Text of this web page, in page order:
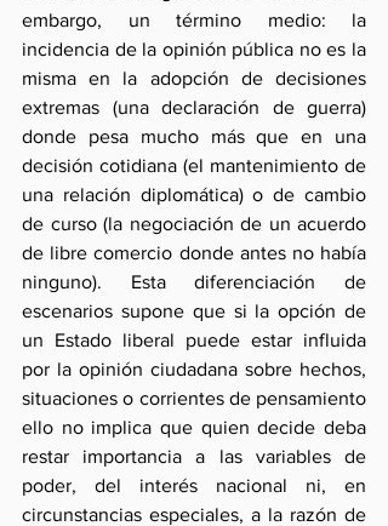
embargo, un término medio: la
incidencia de la opinión pública no es la
misma en la adopción de decisiones
extremas (una declaración de guerra)
donde pesa mucho más que en una
decisión cotidiana (el mantenimiento de
una relación diplomática) o de cambio
de curso (la negociación de un acuerdo
de libre comercio donde antes no había
ninguno). Esta diferenciación de
escenarios supone que si la opción de
un Estado liberal puede estar influida
por la opinión ciudadana sobre hechos,
situaciones o corrientes de pensamiento
ello no implica que quien decide deba
restar importancia a las variables de
poder, del interés nacional ni, en
circunstancias especiales, a la razón de